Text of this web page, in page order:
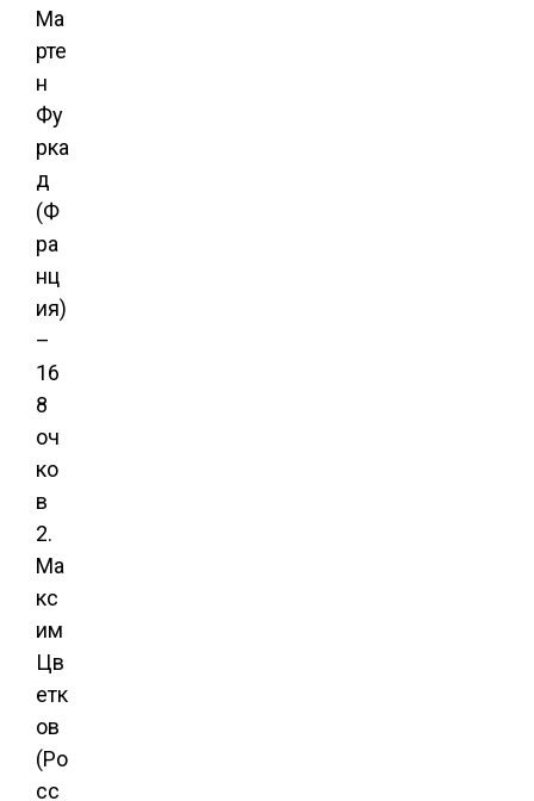
Ма
рте
н
Фу
рка
д
(Ф
ра
нц
ия)
–
16
8
оч
ко
в
2.
Ма
кс
им
Цв
етк
ов
(Ро
сс